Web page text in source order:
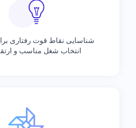
شناسایی نقاط قوت رفتاری
انتخاب شغل مناسب و